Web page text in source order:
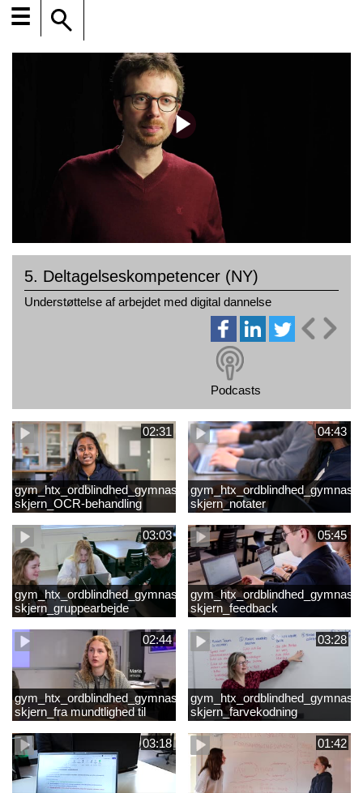
☰
5. Deltagelseskompetencer (NY)
Understøttelse af arbejdet med digital dannelse
Podcasts
02:31
gym_htx_ordblindhed_gymnasiet
skjern_OCR-behandling
04:43
skjern_notater
03:03
gym_htx_ordblindhed_gymnasiet
skjern_gruppearbejde
05:45
skjern_feedback
02:44
gym_htx_ordblindhed_gymnasiet
skjern_fra mundtlighed til
skriftlighed
03:28
skjern_farvekodning
03:18 01:42